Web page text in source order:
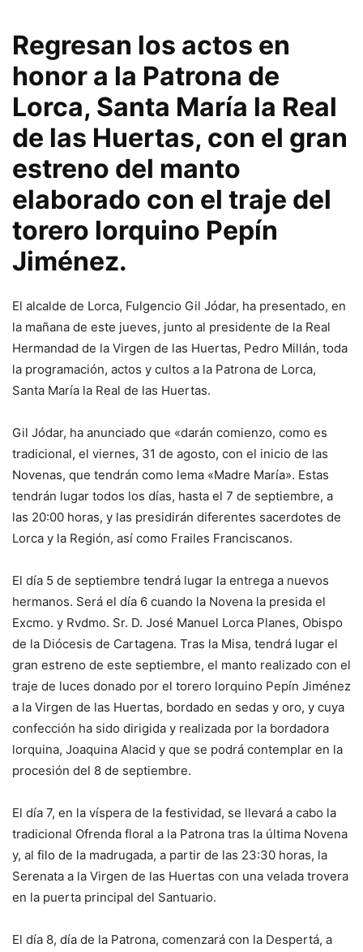
Regresan los actos en
honor a la Patrona de
Lorca, Santa María la Real
de las Huertas, con el gran
estreno del manto
elaborado con el traje del
torero lorquino Pepín
Jiménez.
El alcalde de Lorca, Fulgencio Gil Jódar, ha presentado, en
la mañana de este jueves, junto al presidente de la Real
Hermandad de la Virgen de las Huertas, Pedro Millán, toda
la programación, actos y cultos a la Patrona de Lorca,
Santa María la Real de las Huertas.
Gil Jódar, ha anunciado que «darán comienzo, como es
tradicional, el viernes, 31 de agosto, con el inicio de las
Novenas, que tendrán como lema «Madre María». Estas
tendrán lugar todos los días, hasta el 7 de septiembre, a
las 20:00 horas, y las presidirán diferentes sacerdotes de
Lorca y la Región, así como Frailes Franciscanos.
El día 5 de septiembre tendrá lugar la entrega a nuevos
hermanos. Será el día 6 cuando la Novena la presida el
Excmo. y Rvdmo. Sr. D. José Manuel Lorca Planes, Obispo
de la Diócesis de Cartagena. Tras la Misa, tendrá lugar el
gran estreno de este septiembre, el manto realizado con el
traje de luces donado por el torero lorquino Pepín Jiménez
a la Virgen de las Huertas, bordado en sedas y oro, y cuya
confección ha sido dirigida y realizada por la bordadora
lorquina, Joaquina Alacid y que se podrá contemplar en la
procesión del 8 de septiembre.
El día 7, en la víspera de la festividad, se llevará a cabo la
tradicional Ofrenda floral a la Patrona tras la última Novena
y, al filo de la madrugada, a partir de las 23:30 horas, la
Serenata a la Virgen de las Huertas con una velada trovera
en la puerta principal del Santuario.
El día 8, día de la Patrona, comenzará con la Despertá, a